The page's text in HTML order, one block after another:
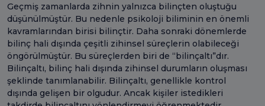
Geçmiş zamanlarda zihnin yalnızca bilinçten oluştuğu
düşünülmüştür. Bu nedenle psikoloji biliminin en önemli
kavramlarından birisi bilinçtir. Daha sonraki dönemlerde
bilinç hali dışında çeşitli zihinsel süreçlerin olabileceği
öngörülmüştür. Bu süreçlerden biri de “bilinçaltı”dır.
Bilinçaltı, bilinç hali dışında zihinsel durumların oluşması
şeklinde tanımlanabilir. Bilinçaltı, genellikle kontrol
dışında gelişen bir olgudur. Ancak kişiler istedikleri